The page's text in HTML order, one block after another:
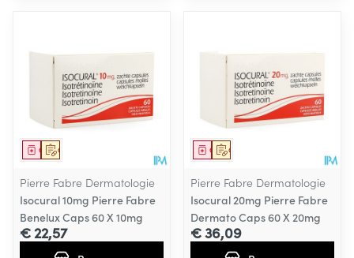
Op voorschrift
Geneesmiddel
Pierre Fabre Dermatologie
Isocural 10mg Pierre Fabre
Benelux Caps 60 X 10mg
€ 22,57
Op voorschrift
Geneesmiddel
Pierre Fabre Dermatologie
Isocural 20mg Pierre Fabre
Dermato Caps 60 X 20mg
€ 36,09